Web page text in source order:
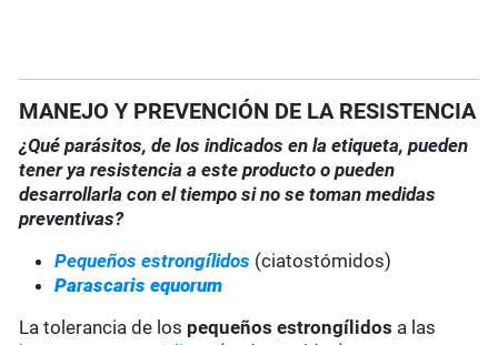
MANEJO Y PREVENCIÓN DE LA RESISTENCIA
¿Qué parásitos, de los indicados en la etiqueta, pueden
tener ya resistencia a este producto o pueden
desarrollarla con el tiempo si no se toman medidas
preventivas?
Pequeños estrongílidos (ciatostómidos)
Parascaris equorum
La tolerancia de los pequeños estrongílidos a las